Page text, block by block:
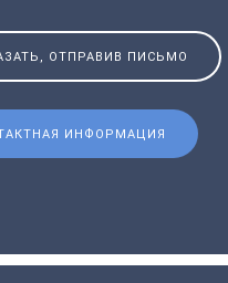
ОТПРАВИВ ПИСЬМО
ИНФОРМАЦИЯ